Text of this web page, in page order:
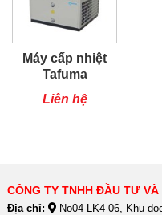
Máy cấp nhiệt
Tafuma
TSQ80RP
Liên hệ
CÔNG TY TNHH ĐẦU TƯ
Địa chỉ:
No04-LK4-06, Khu